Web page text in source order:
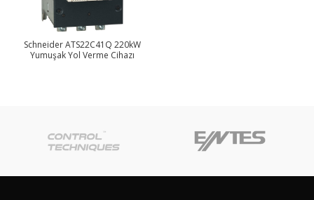
Schneider ATS22C41Q 220kW
Yumuşak Yol Verme Cihazı